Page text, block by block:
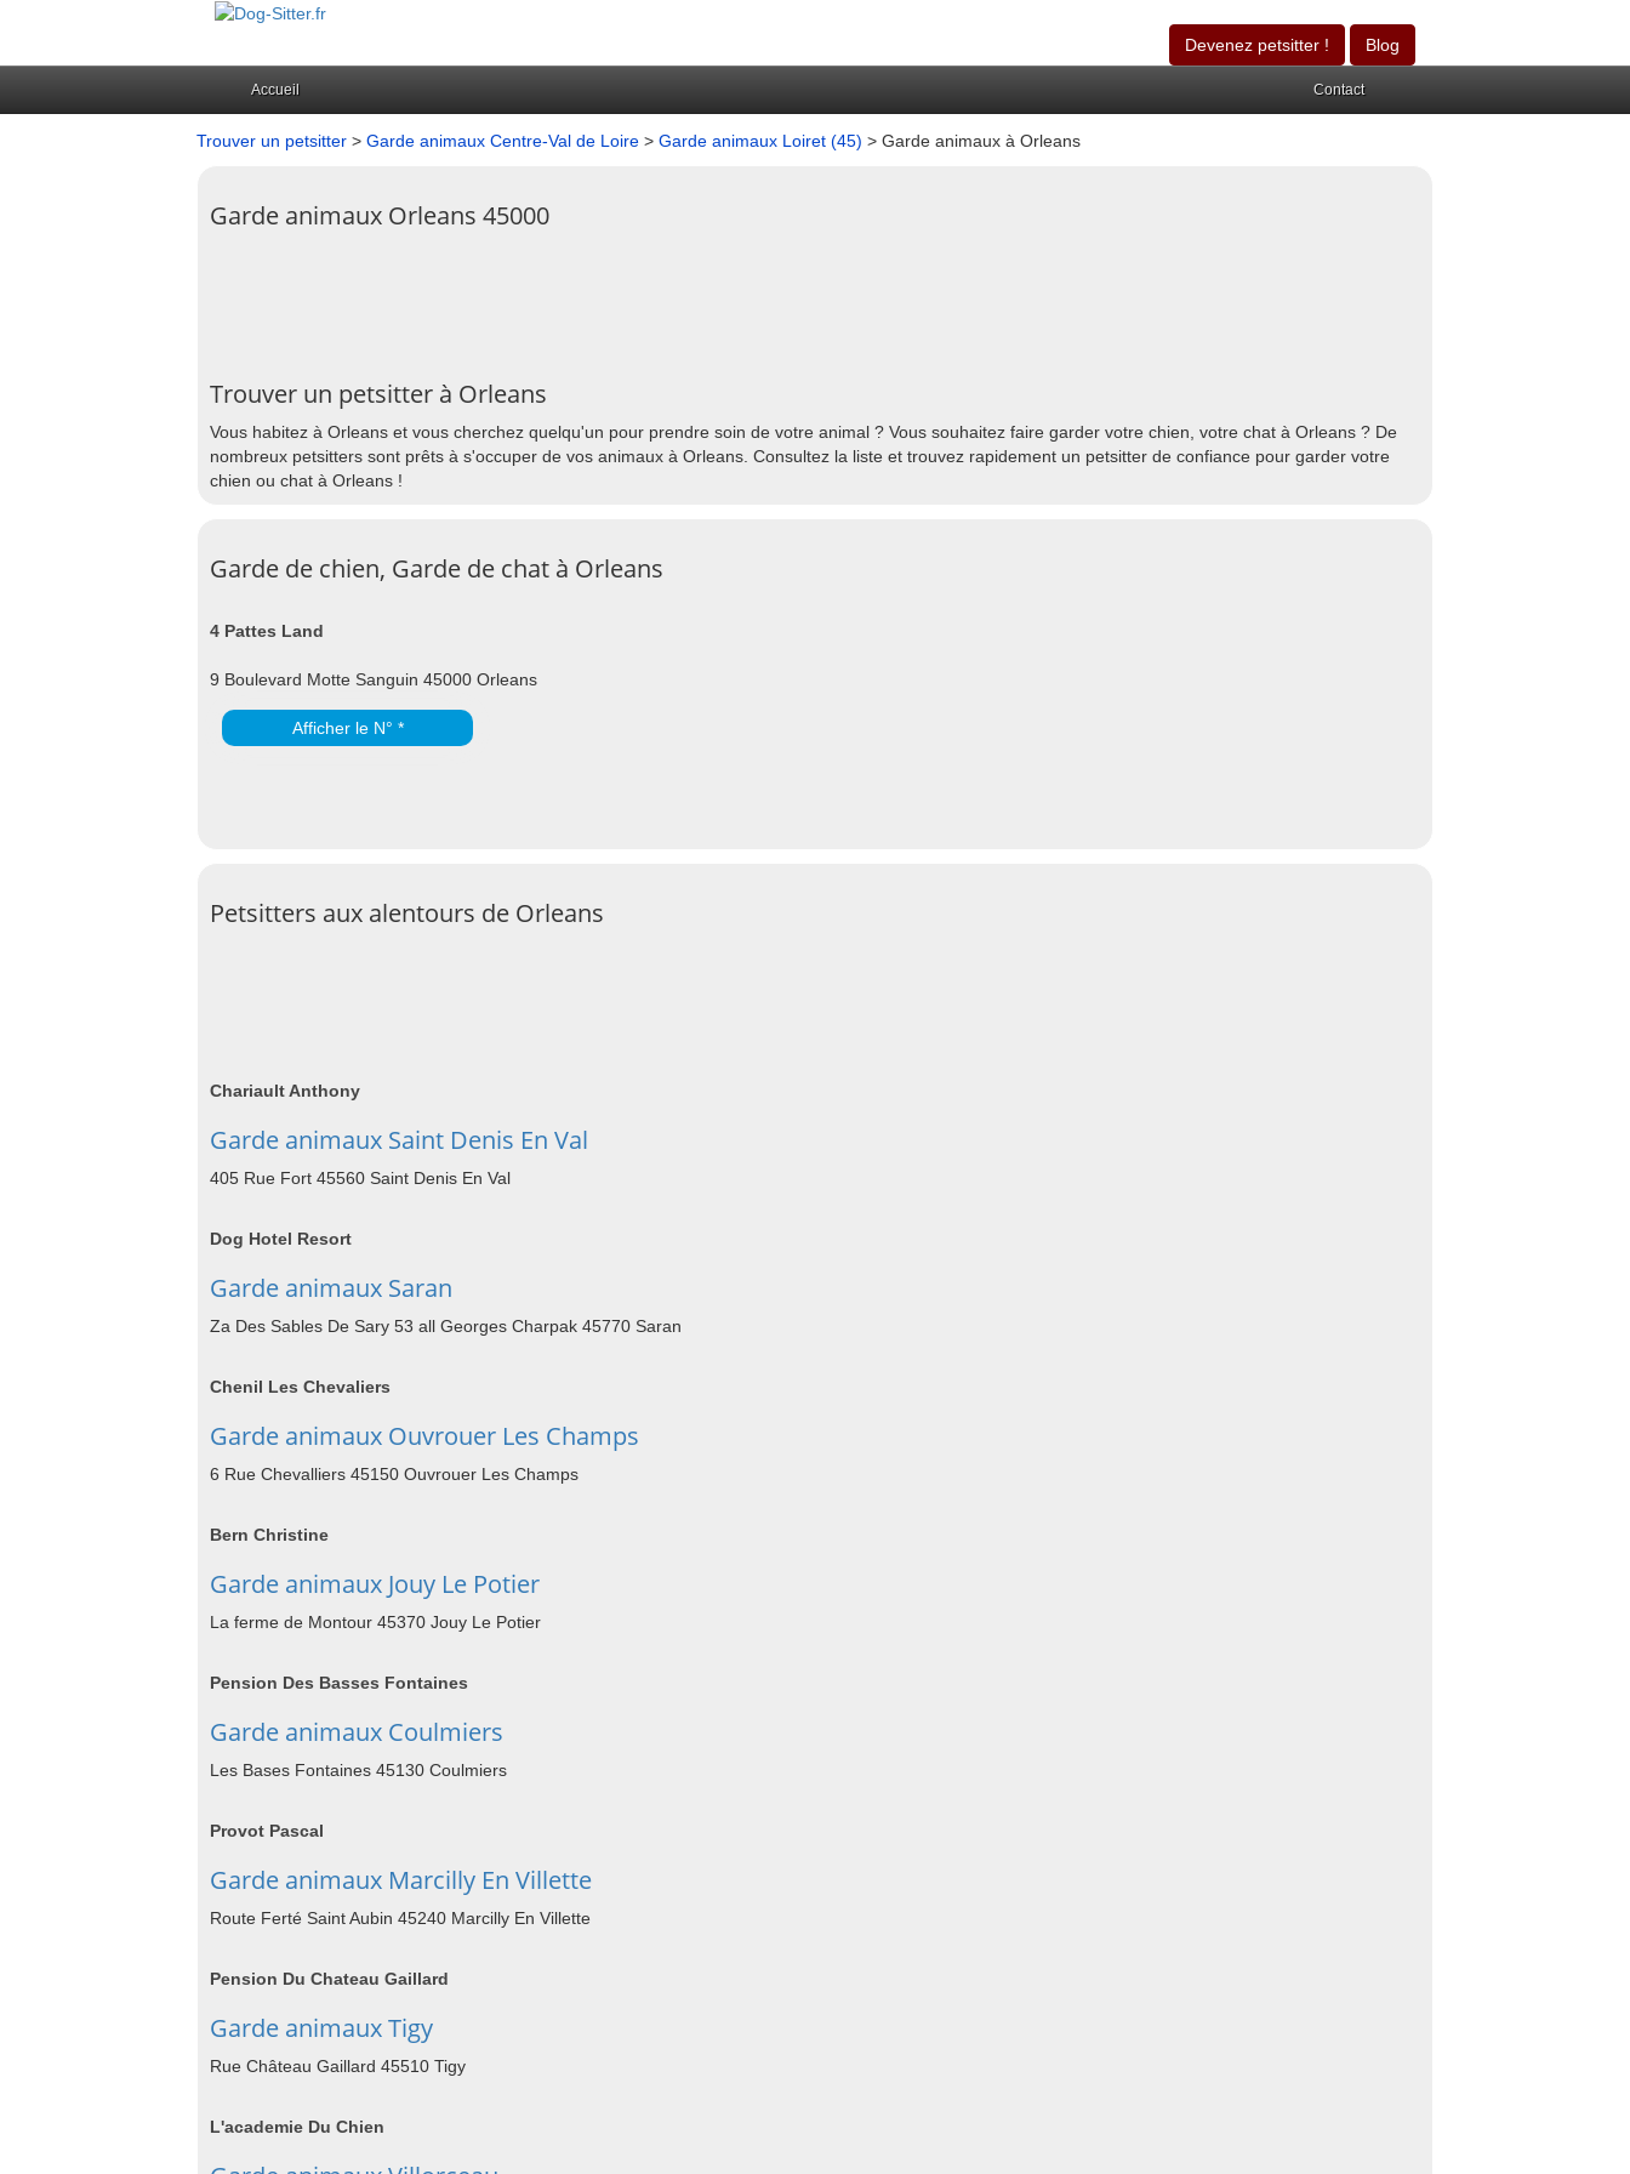
Devenez petsitter ! Blog
Accueil Contact
Trouver un petsitter > Garde animaux Centre-Val de Loire > Garde animaux Loiret (45) > Garde animaux à Orleans
Garde animaux Orleans 45000
Trouver un petsitter à Orleans
Vous habitez à Orleans et vous cherchez quelqu'un pour prendre soin de votre animal ? Vous souhaitez faire garder votre chien, votre chat à Orleans ? De
nombreux petsitters sont prêts à s'occuper de vos animaux à Orleans. Consultez la liste et trouvez rapidement un petsitter de confiance pour garder votre
chien ou chat à Orleans !
Garde de chien, Garde de chat à Orleans
4 Pattes Land
9 Boulevard Motte Sanguin 45000 Orleans
Afficher le N° *
Petsitters aux alentours de Orleans
Chariault Anthony
Garde animaux Saint Denis En Val
405 Rue Fort 45560 Saint Denis En Val
Dog Hotel Resort
Garde animaux Saran
Za Des Sables De Sary 53 all Georges Charpak 45770 Saran
Chenil Les Chevaliers
Garde animaux Ouvrouer Les Champs
6 Rue Chevalliers 45150 Ouvrouer Les Champs
Bern Christine
Garde animaux Jouy Le Potier
La ferme de Montour 45370 Jouy Le Potier
Pension Des Basses Fontaines
Garde animaux Coulmiers
Les Bases Fontaines 45130 Coulmiers
Provot Pascal
Garde animaux Marcilly En Villette
Route Ferté Saint Aubin 45240 Marcilly En Villette
Pension Du Chateau Gaillard
Garde animaux Tigy
Rue Château Gaillard 45510 Tigy
L'academie Du Chien